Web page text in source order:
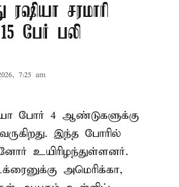
சரமாரி
பேர் பலி
7:25 am
போர் 4 ஆண்டுகளுக்கு
இந்த போரில்
உயிரிழந்துள்ளனர்.
அமெரிக்கா,